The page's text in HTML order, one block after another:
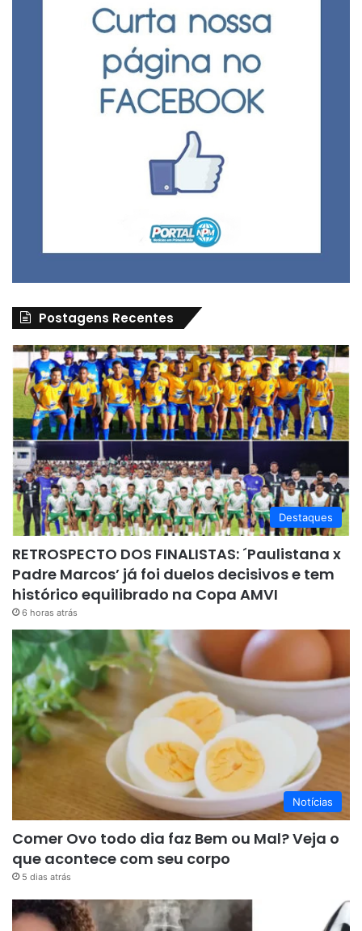
Postagens Recentes
Destaques
RETROSPECTO DOS FINALISTAS: ´Paulistana x
Padre Marcos’ já foi duelos decisivos e tem
histórico equilibrado na Copa AMVI
6 horas atrás
Notícias
Comer Ovo todo dia faz Bem ou Mal? Veja o
que acontece com seu corpo
5 dias atrás